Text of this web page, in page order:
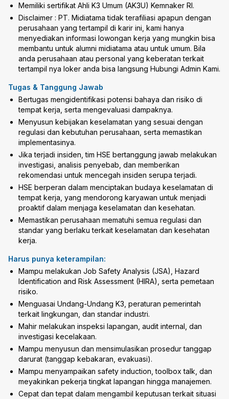
Memiliki sertifikat Ahli K3 Umum (AK3U) Kemnaker RI.
Disclaimer : PT. Midiatama tidak terafiliasi apapun dengan
perusahaan yang tertampil di karir ini, kami hanya
menyediakan informasi lowongan kerja yang mungkin bisa
membantu untuk alumni midiatama atau untuk umum. Bila
anda perusahaan atau personal yang keberatan terkait
tertampil nya loker anda bisa langsung Hubungi Admin Kami.
Tugas & Tanggung Jawab
Bertugas mengidentifikasi potensi bahaya dan risiko di
tempat kerja, serta mengevaluasi dampaknya.
Menyusun kebijakan keselamatan yang sesuai dengan
regulasi dan kebutuhan perusahaan, serta memastikan
implementasinya.
Jika terjadi insiden, tim HSE bertanggung jawab melakukan
investigasi, analisis penyebab, dan memberikan
rekomendasi untuk mencegah insiden serupa terjadi.
HSE berperan dalam menciptakan budaya keselamatan di
tempat kerja, yang mendorong karyawan untuk menjadi
proaktif dalam menjaga keselamatan dan kesehatan.
Memastikan perusahaan mematuhi semua regulasi dan
standar yang berlaku terkait keselamatan dan kesehatan
kerja.
Harus punya keterampilan:
Mampu melakukan Job Safety Analysis (JSA), Hazard
Identification and Risk Assessment (HIRA), serta pemetaan
risiko.
Menguasai Undang-Undang K3, peraturan pemerintah
terkait lingkungan, dan standar industri.
Mahir melakukan inspeksi lapangan, audit internal, dan
investigasi kecelakaan.
Mampu menyusun dan mensimulasikan prosedur tanggap
darurat (tanggap kebakaran, evakuasi).
Mampu menyampaikan safety induction, toolbox talk, dan
meyakinkan pekerja tingkat lapangan hingga manajemen.
Cepat dan tepat dalam mengambil keputusan terkait situasi